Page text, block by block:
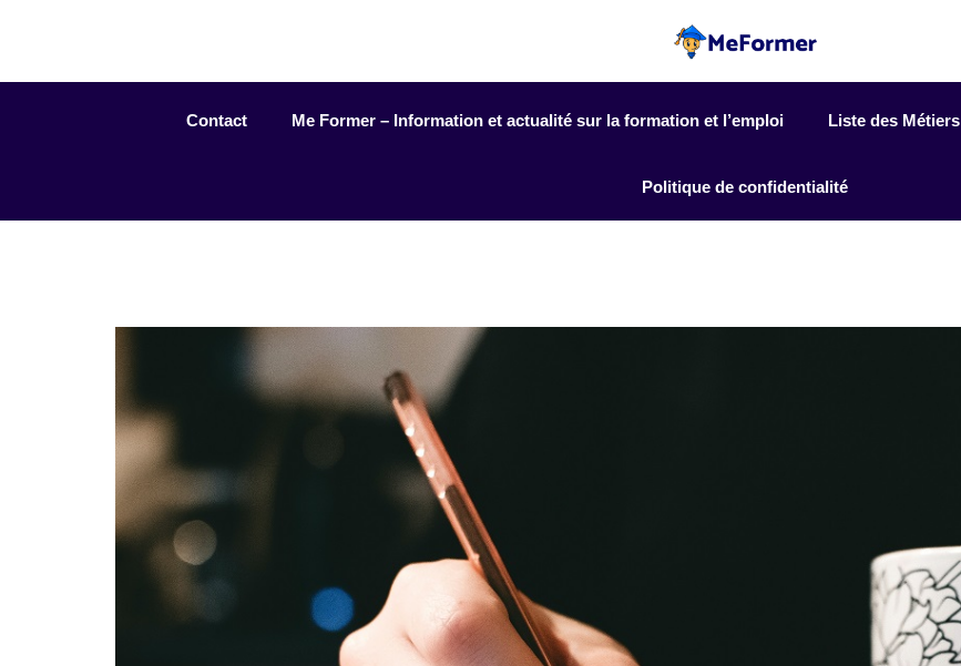
Contact Me Former – Information et actualité sur la formation et l’emploi Liste des Métiers
Politique de confidentialité